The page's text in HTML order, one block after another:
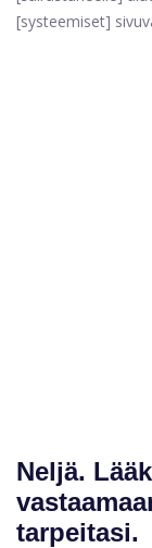
[systeemiset]
Neljä.
tarpeitasi.